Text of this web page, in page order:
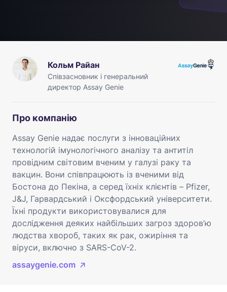
Кольм Райан
Співзасновник і генеральний
директор Assay Genie
Про компанію
Assay Genie надає послуги з інноваційних
технологій імунологічного аналізу та антитіл
провідним світовим вченим у галузі раку та
вакцин. Вони співпрацюють із вченими від
Бостона до Пекіна, а серед їхніх клієнтів – Pfizer,
J&J, Гарвардський і Оксфордський університети.
Їхні продукти використовувалися для
дослідження деяких найбільших загроз здоров’ю
людства хвороб, таких як рак, ожиріння та
віруси, включно з SARS-CoV-2.
assaygenie.com